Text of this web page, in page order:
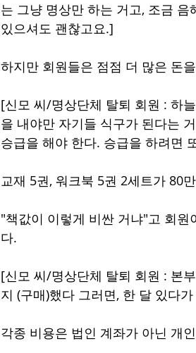
는 그냥 명상만 하는 거고, 조금
있으셔도 괜찮고요.]
하지만 회원들은 점점 더 많은 돈
[신모 씨/명상단체 탈퇴 회원 : 하
을 내야만 자기들 식구가 된다는
승급을 해야 한다. 승급을 하려면
교재 5권, 워크북 5권 2세트가 80
"책값이 이렇게 비싼 거냐"고 회
다.
[신모 씨/명상단체 탈퇴 회원 : 본
지 (구매)했다 그러면, 한 달 있다
각종 비용은 법인 계좌가 아닌 개